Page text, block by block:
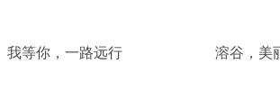
我等你，一路远行 溶谷，美